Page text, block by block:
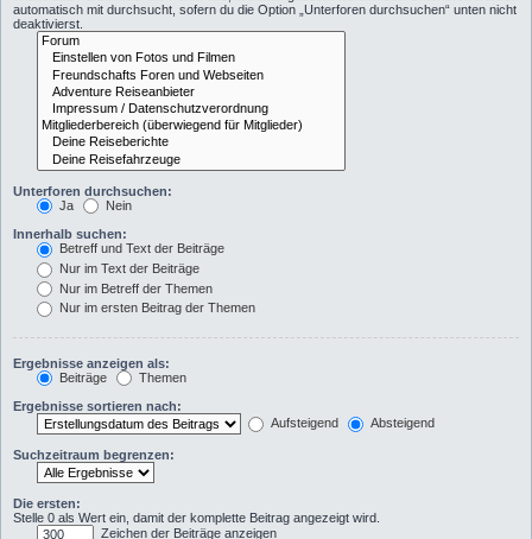
automatisch mit durchsucht, sofern du die Option „Unterforen durchsuchen“ unten nicht
deaktivierst.
Unterforen durchsuchen:
Ja
Nein
Innerhalb suchen:
Betreff und Text der Beiträge
Nur im Text der Beiträge
Nur im Betreff der Themen
Nur im ersten Beitrag der Themen
Ergebnisse anzeigen als:
Beiträge
Themen
Ergebnisse sortieren nach:
Aufsteigend
Absteigend
Suchzeitraum begrenzen:
Die ersten:
Stelle 0 als Wert ein, damit der komplette Beitrag angezeigt wird.
Zeichen der Beiträge anzeigen